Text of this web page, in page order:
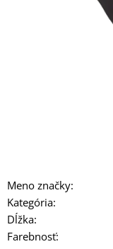
Meno značky:
Kategória:
Dĺžka:
Farebnosť:
o
r
ú
č
a